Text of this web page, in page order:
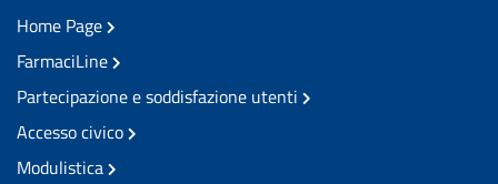
Home Page
FarmaciLine
Partecipazione e soddisfazione utenti
Accesso civico
Modulistica